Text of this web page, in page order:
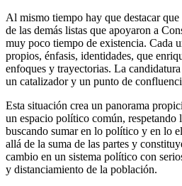
Al mismo tiempo hay que destacar
de las demás listas que apoyaron a
muy poco tiempo de existencia. Cada
propios, énfasis, identidades, que
enfoques y trayectorias. La
un catalizador y un punto de
Esta situación crea un panorama
un espacio político común, respetando
buscando sumar en lo político y en lo
allá de la suma de las partes y
cambio en un sistema político con
y distanciamiento de la población.